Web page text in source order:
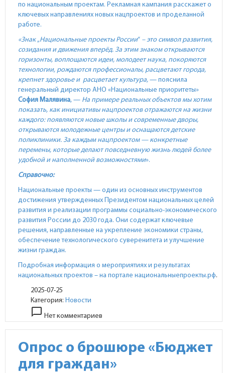
по национальным проектам. Рекламная кампания расскажет о
ключевых направлениях новых нацпроектов и проделанной
работе.
«Знак „Национальные проекты России“ – это символ развития,
созидания и движения вперёд. За этим знаком открываются
горизонты, воплощаются идеи, молодеет наука, покоряются
технологии, рождаются профессионалы, расцветают города,
крепнет здоровье и расцветает культура, — пояснила
генеральный директор АНО «Национальные приоритеты»
София Малявина, — На примере реальных объектов мы хотим
показать, как инициативы нацпроектов отражаются на жизни
каждого: появляются новые школы и современные дворы,
открываются молодежные центры и оснащаются детские
поликлиники. За каждым нацпроектом — конкретные
перемены, которые делают повседневную жизнь людей более
удобной и наполненной возможностями».
Справочно:
Национальные проекты — один из основных инструментов
достижения утвержденных Президентом национальных целей
развития и реализации программы социально-экономического
развития России до 2030 года. Они содержат ключевые
решения, направленные на укрепление экономики страны,
обеспечение технологического суверенитета и улучшение
жизни граждан.
Подробная информация о мероприятиях и результатах
национальных проектов – на портале национальныепроекты.рф.
2025-07-25
Категория: Новости
chat_bubble_outline Нет комментариев
Опрос о брошюре «Бюджет
для граждан»